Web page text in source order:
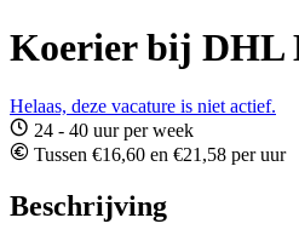
Koerier bij DHL
Helaas, deze vacature is niet actief.
24 - 40 uur per week
Tussen €16,60 en €21,58 per uur
Beschrijving